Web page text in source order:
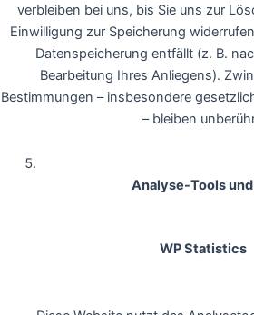
verbleiben bei uns, bis Sie uns zur
Einwilligung zur Speicherung
Datenspeicherung entfällt (z. B.
Bearbeitung Ihres Anliegens).
Bestimmungen – insbesondere
– bleiben
Analyse-Tools
WP Statistics